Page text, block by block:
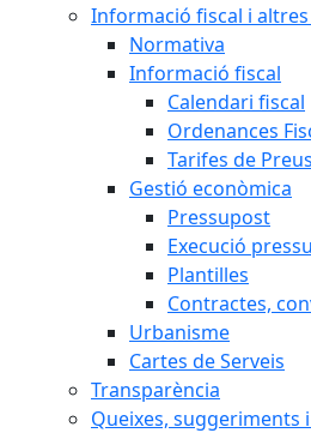
Informació fiscal i
Normativa
Informació fiscal
Calendari fiscal
Ordenances
Tarifes de
Gestió econòmica
Pressupost
Execució
Plantilles
Contractes,
Urbanisme
Cartes de Serveis
Transparència
Queixes, suggeriments